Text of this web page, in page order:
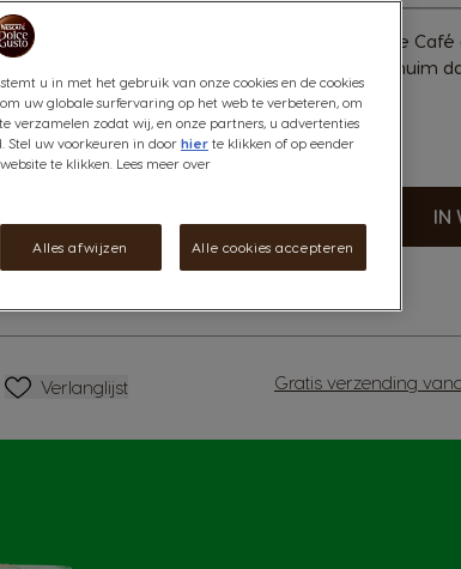
Geniet optimaal van de ronde smaak van onze Café
romig, afgemaakt met een dikke laag melkschuim
Bekijk ingrediënten
€ 4,79
Verlagen
Hoeveelheid Verhogen
IN
Gratis verzending
Verlanglijstje
Verlanglijst
u in met het gebruik van onze cookies en de cookies
uw globale surfervaring op het web te verbeteren, om
verzamelen zodat wij, en onze partners, u advertenties
Stel uw voorkeuren in door hier te klikken of op eender
te klikken. Lees meer over
Alles afwijzen Alle cookies accepteren